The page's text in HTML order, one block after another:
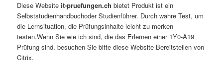
Diese Websiteit-pruefungen.ch bietet Produkt ist ein
Selbststudienhandbuchoder Studienführer. Durch wahre Test, um
die Lernsituation, die Prüfungsinhalte leicht zu merken
testen.Wenn Sie wie ich sind, die das Erlernen einer 1Y0-A19
Prüfung sind, besuchen Sie bitte diese Website Bereitstellen von
Citrix.